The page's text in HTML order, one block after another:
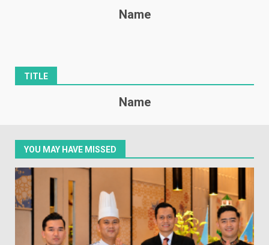
Name
TITLE
Name
YOU MAY HAVE MISSED